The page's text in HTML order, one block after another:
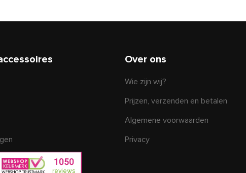
Over ons
Wie zijn wij?
Prijzen, verzenden en betalen
Algemene voorwaarden
Privacy